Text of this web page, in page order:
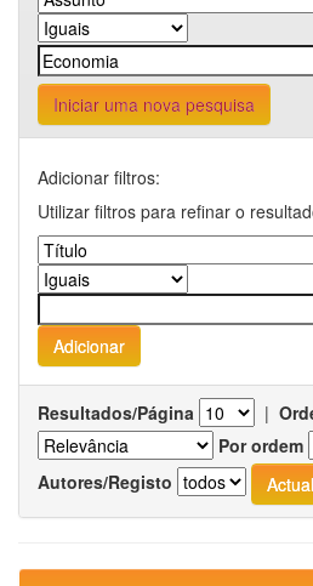
Iniciar uma nova pesquisa
Adicionar filtros:
Utilizar filtros para refinar o
Resultados/Página |
Por ordem
Autores/Registo